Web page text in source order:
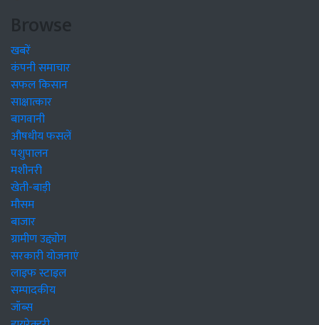
Browse
खबरें
कंपनी समाचार
सफल किसान
साक्षात्कार
बागवानी
औषधीय फसलें
पशुपालन
मशीनरी
खेती-बाड़ी
मौसम
बाजार
ग्रामीण उद्द्योग
सरकारी योजनाएं
लाइफ स्टाइल
सम्पादकीय
जॉब्स